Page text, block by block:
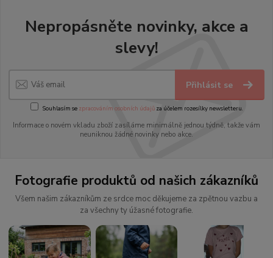
Nepropásněte novinky, akce a
slevy!
Přihlásit se
Souhlasím se zpracováním osobních údajůza účelem rozesílky newsletteru.
Informace o novém vkladu zboží zasíláme minimálně jednou týdně, takže vám
neuniknou žádné novinky nebo akce.
Fotografie produktů od našich zákazníků
Všem našim zákazníkům ze srdce moc děkujeme za zpětnou vazbu a
za všechny ty úžasné fotografie.